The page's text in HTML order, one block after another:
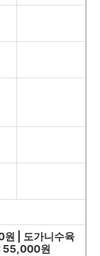
| 도가니수육
55,000원